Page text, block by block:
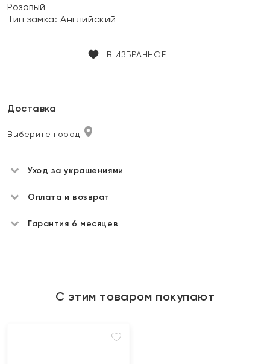
Розовый
Тип замка:Английский
В ИЗБРАННОЕ
Доставка
Выберите город
Уход за украшениями
Оплата и возврат
Гарантия 6 месяцев
С этим товаром покупают